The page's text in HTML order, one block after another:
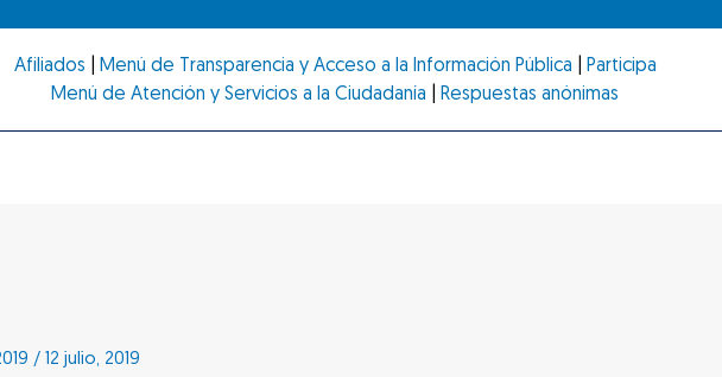
Afiliados Menú de Transparencia y Acceso a la Información Pública
Participa
Menú de Atención y Servicios a la Ciudadanía
Respuestas anónimas
/12 julio, 2019